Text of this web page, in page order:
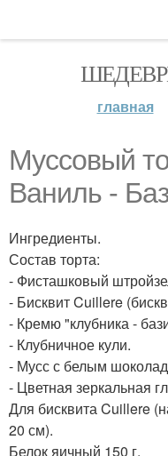
главная
Муссовый
Ваниль -
Ингредиенты.
Состав торта:
- Фисташковый
- Бисквит Cuillere
- Кремю "клубника -
- Клубничное кули.
- Мусс с белым
- Цветная зеркальная
Для бисквита Cuillere
20 см).
Белок яичный 150 г.